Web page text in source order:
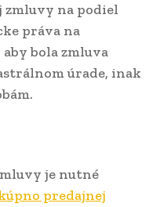
na podiel
práva na
bola zmluva
úrade, inak
je nutné
predajnej